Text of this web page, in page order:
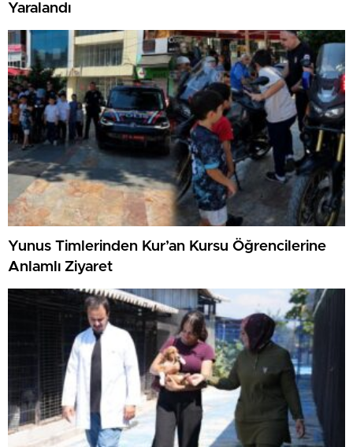
Yaralandı
Yunus Timlerinden Kur’an Kursu Öğrencilerine
Anlamlı Ziyaret